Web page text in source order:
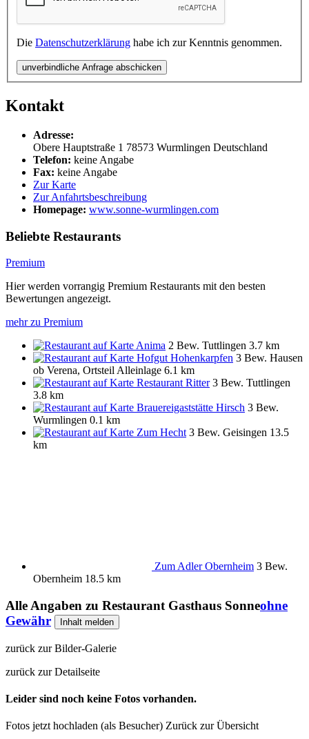
Die Datenschutzerklärung habe ich zur Kenntnis genommen.
unverbindliche Anfrage abschicken
Kontakt
Adresse:
Obere Hauptstraße 1 78573 Wurmlingen Deutschland
Telefon: keine Angabe
Fax: keine Angabe
Zur Karte
Zur Anfahrtsbeschreibung
Homepage: www.sonne-wurmlingen.com
Beliebte Restaurants
Premium
Hier werden vorrangig Premium Restaurants mit den besten
Bewertungen angezeigt.
mehr zu Premium
Anima 2 Bew. Tuttlingen 3.7 km
Hofgut Hohenkarpfen 3 Bew. Hausen
ob Verena, Ortsteil Alleinlage 6.1 km
Restaurant Ritter 3 Bew. Tuttlingen
3.8 km
Brauereigaststätte Hirsch 3 Bew.
Wurmlingen 0.1 km
Zum Hecht 3 Bew. Geisingen 13.5
km
Zum Adler Obernheim 3 Bew.
Obernheim 18.5 km
Alle Angaben zu Restaurant Gasthaus Sonneohne
Gewähr
Inhalt melden
zurück zur Bilder-Galerie
zurück zur Detailseite
Leider sind noch keine Fotos vorhanden.
Fotos jetzt hochladen (als Besucher) Zurück zur Übersicht